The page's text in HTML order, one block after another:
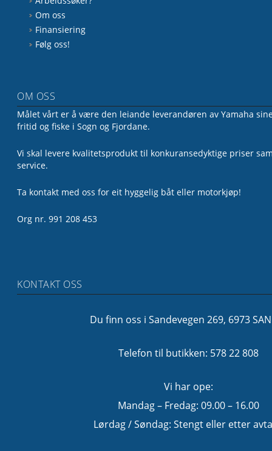
Om oss
Finansiering
Følg oss!
OM OSS
Målet vårt er å være den leiande leverandøren av Yamaha
fritid og fiske i Sogn og Fjordane.
Vi skal levere kvalitetsprodukt til konkuransedyktige priser
service.
Ta kontakt med oss for eit hyggelig båt eller motorkjøp!
Org nr. 991 208 453
KONTAKT OSS
Du finn oss i Sandevegen 269, 6973
Telefon til butikken: 578 22 808
Vi har ope:
Mandag – Fredag: 09.00 – 16.00
Lørdag / Søndag: Stengt eller etter